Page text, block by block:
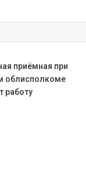
приёмная при
облисполкоме
работу